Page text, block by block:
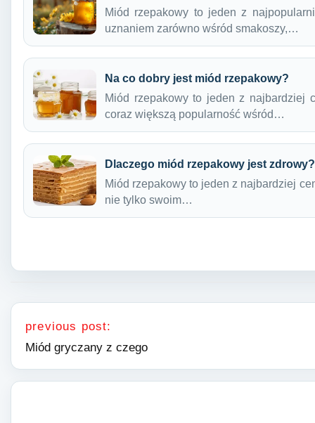
Miód rzepakowy to jeden z
uznaniem zarówno wśród smakoszy,…
Na co dobry jest miód rzepakowy?
Miód rzepakowy to jeden z najbardziej
coraz większą popularność wśród…
Dlaczego miód rzepakowy jest zdrowy?
Miód rzepakowy to jeden z najbardziej
nie tylko swoim…
Nawigacja wpisu
previous post:
Miód gryczany z czego